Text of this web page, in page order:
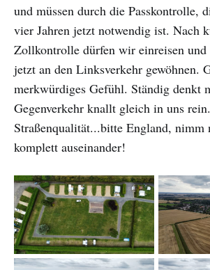
und müssen durch die Passkontrolle,
vier Jahren jetzt notwendig ist. Nach
Zollkontrolle dürfen wir einreisen und
jetzt an den Linksverkehr gewöhnen.
merkwürdiges Gefühl. Ständig denkt
Gegenverkehr knallt gleich in uns
Straßenqualität...bitte England, nimm
komplett auseinander!